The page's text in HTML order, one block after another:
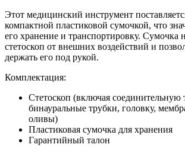
Этот медицинский инструмент
компактной пластиковой сумочкой, что
его хранение и транспортировку. Сумочка
стетоскоп от внешних воздействий и
держать его под рукой.
Комплектация:
Стетоскоп (включая соединительную
бинауральные трубки, головку,
оливы)
Пластиковая сумочка для хранения
Гарантийный талон